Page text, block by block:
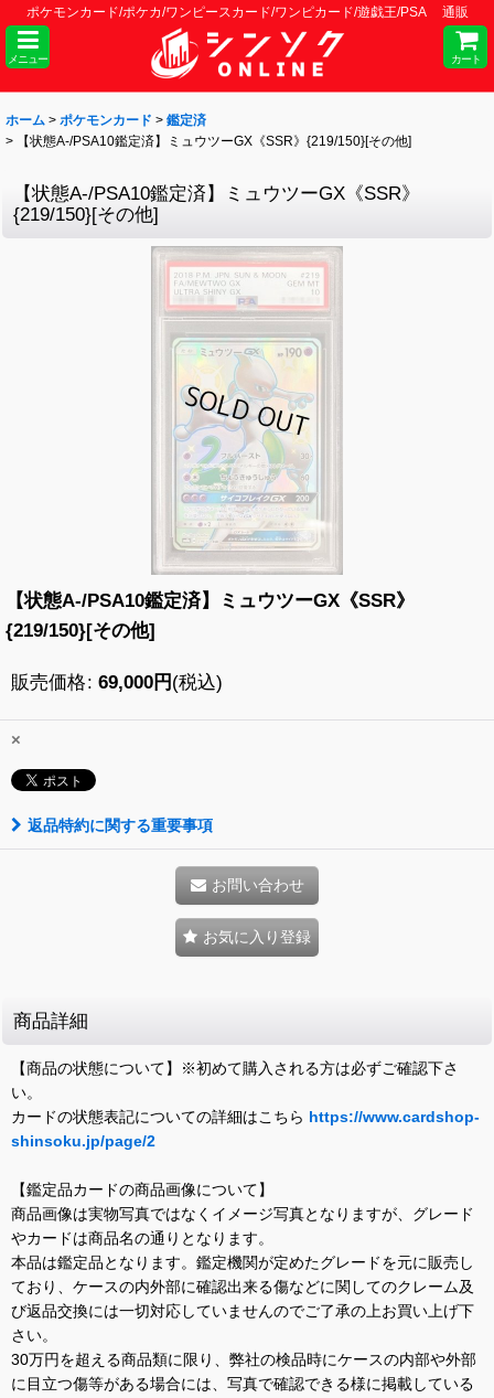
ポケモンカード/ポケカ/ワンピースカード/ワンピカード/遊戯王/PSA 通販
メニュー カート
ホーム > ポケモンカード > 鑑定済
>
【状態A-/PSA10鑑定済】ミュウツーGX《SSR》{219/150}[その他]
【状態A-/PSA10鑑定済】ミュウツーGX《SSR》
{219/150}[その他]
【状態A-/PSA10鑑定済】ミュウツーGX《SSR》
{219/150}[その他]
販売価格: 69,000円 (税込)
×
返品特約に関する重要事項
お問い合わせ
お気に入り登録
商品詳細
【商品の状態について】※初めて購入される方は必ずご確認下さ
い。
カードの状態表記についての詳細はこちら https://www.cardshop-
shinsoku.jp/page/2
【鑑定品カードの商品画像について】
商品画像は実物写真ではなくイメージ写真となりますが、グレード
やカードは商品名の通りとなります。
本品は鑑定品となります。鑑定機関が定めたグレードを元に販売し
ており、ケースの内外部に確認出来る傷などに関してのクレーム及
び返品交換には一切対応していませんのでご了承の上お買い上げ下
さい。
30万円を超える商品類に限り、弊社の検品時にケースの内部や外部
に目立つ傷等がある場合には、写真で確認できる様に掲載している